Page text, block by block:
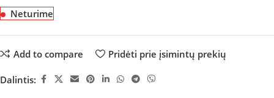
Neturime
Add to compare Pridėti prie įsimintų prekių
Dalintis: